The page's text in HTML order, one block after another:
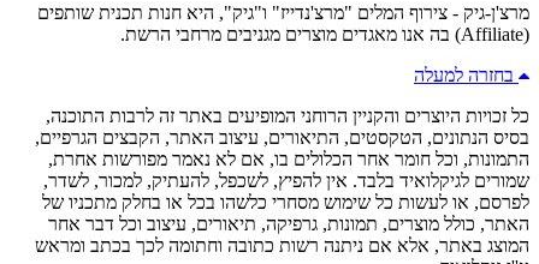
מרצ'ן-גיק - צירוף המלים "מרצ'נדייז" ו"גיק", היא חנות תכנית שותפים
(Affiliate) בה אנו מאגדים מוצרים מגניבים מרחבי הרשת.
בחזרה למעלה
כל זכויות היוצרים והקניין הרוחני המופיעים באתר זה לרבות התוכנה,
בסיס הנתונים, הטקסטים, התיאורים, עיצוב האתר, הקבצים הגרפיים,
התמונות, וכל חומר אחר הכלולים בו, אם לא נאמר מפורשות אחרת,
שמורים לגיקלואיד בלבד. אין להפיץ, לשכפל, להעתיק, למכור, לשדר,
לפרסם, או לעשות כל שימוש מסחרי כלשהו בכל או בחלק מתכניו של
האתר, כולל מוצרים, תמונות, גרפיקה, תיאורים, עיצוב וכל דבר אחר
המוצג באתר, אלא אם ניתנה רשות כתובה וחתומה לכך בכתב ומראש